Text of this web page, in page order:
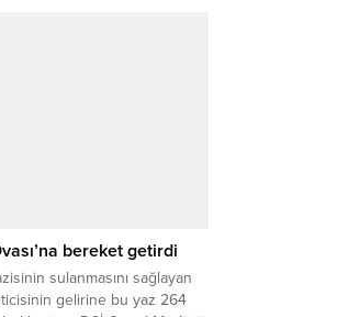
bereket getirdi
sulanmasını sağlayan
gelirine bu yaz 264